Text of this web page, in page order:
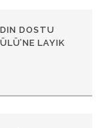
DOSTU
LAYIK